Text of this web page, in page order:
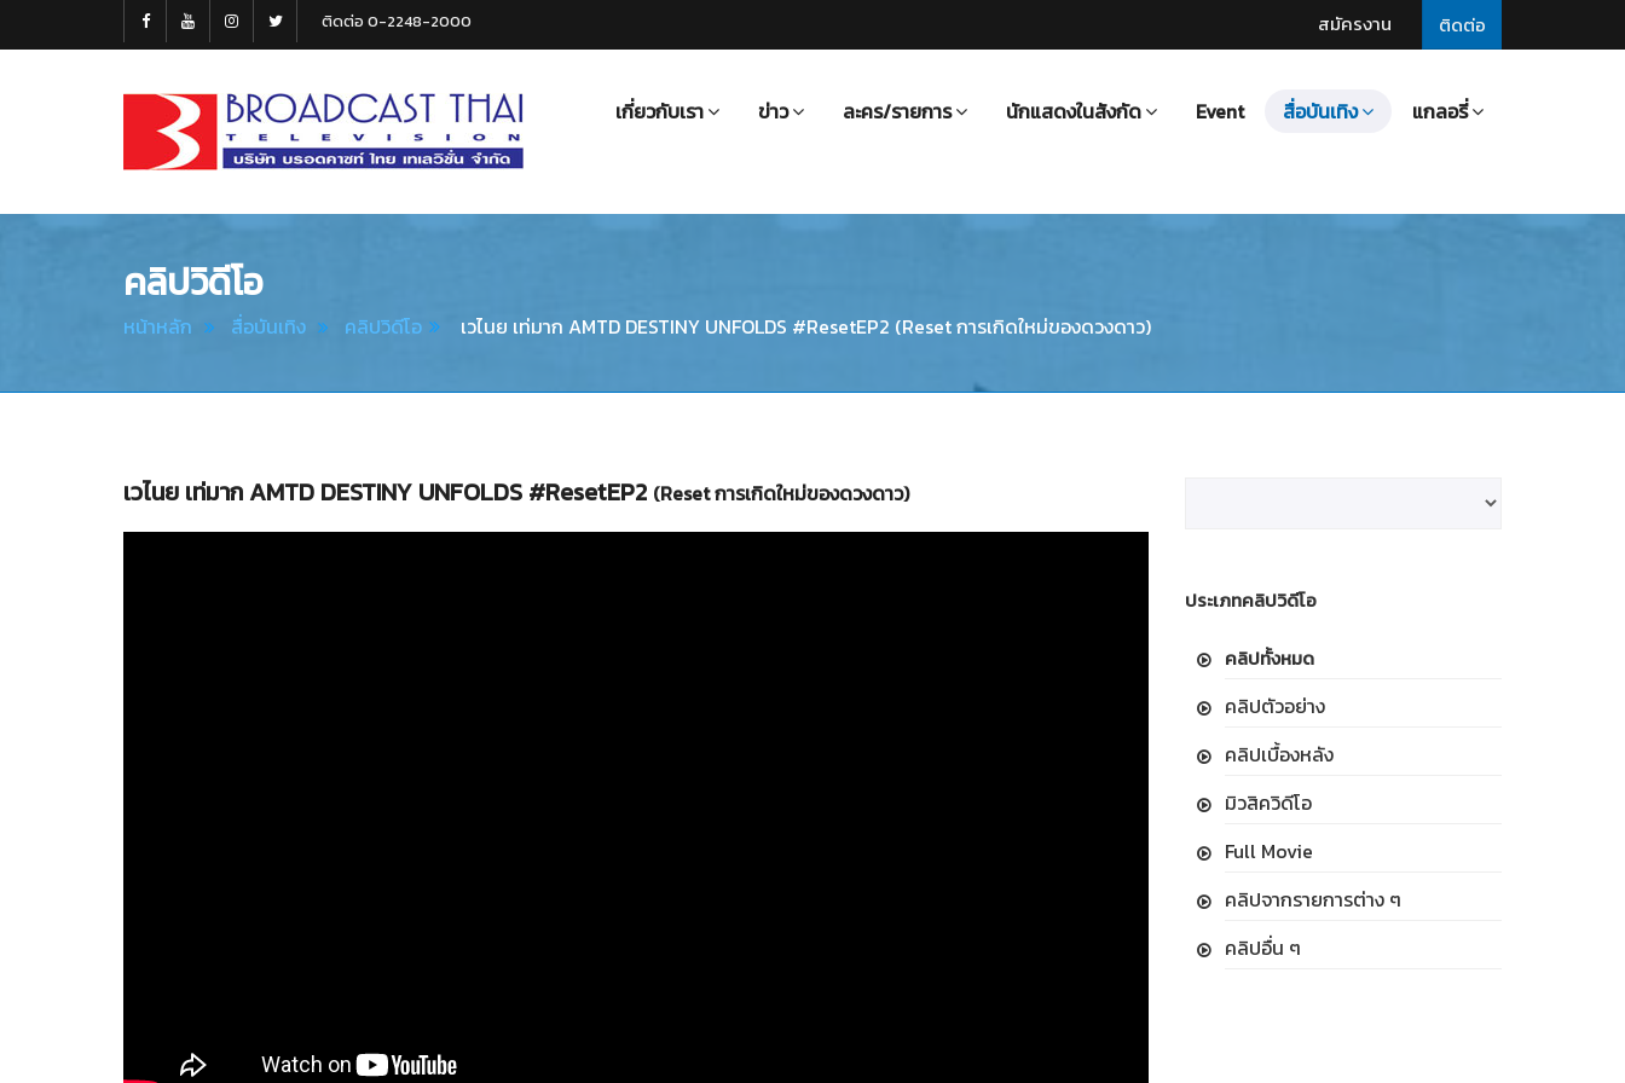
ติดต่อ
สมัครงาน
ติดต่อ 0-2248-2000
Thai
เกี่ยวกับเรา ข่าว ละคร/รายการ นักแสดงในสังกัด Event สื่อบันเทิง แกลอรี่
คลิปวิดีโอ
หน้าหลัก สื่อบันเทิง คลิปวิดีโอ เวไนย เท่มาก AMTD DESTINY UNFOLDS #ResetEP2 (Reset การเกิดใหม่ของดวงดาว)
เวไนย เท่มาก AMTD DESTINY UNFOLDS #ResetEP2 (Reset การเกิดใหม่ของดวงดาว)
ประเภทคลิปวิดีโอ
คลิปทั้งหมด
คลิปตัวอย่าง
คลิปเบื้องหลัง
มิวสิควิดีโอ
Full Movie
คลิปจากรายการต่าง ๆ
คลิปอื่น ๆ